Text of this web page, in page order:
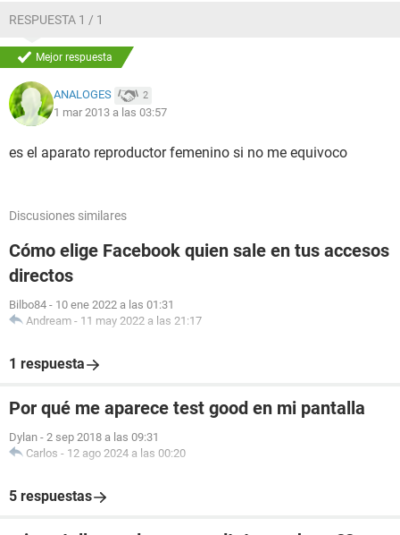
RESPUESTA 1 / 1
Mejor respuesta
ANALOGES 2
1 mar 2013 a las 03:57
es el aparato reproductor femenino si no me equivoco
Discusiones similares
Cómo elige Facebook quien sale en tus accesos
directos
Bilbo84 - 10 ene 2022 a las 01:31
Andream - 11 may 2022 a las 21:17
1 respuesta
Por qué me aparece test good en mi pantalla
Dylan - 2 sep 2018 a las 09:31
Carlos - 12 ago 2024 a las 00:20
5 respuestas